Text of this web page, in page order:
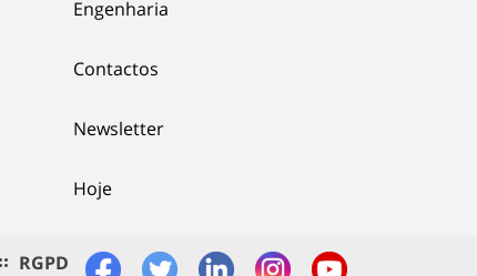
Engenharia
Contactos
Newsletter
Hoje
RGPD